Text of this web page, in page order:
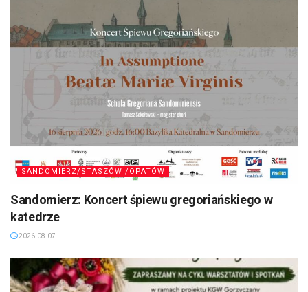
SANDOMIERZ/STASZÓW /OPATÓW
Sandomierz: Koncert śpiewu gregoriańskiego w
katedrze
2026-08-07